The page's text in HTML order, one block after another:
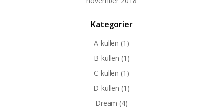
Kategorier
A-kullen (1)
B-kullen (1)
C-kullen (1)
D-kullen (1)
Dream (4)